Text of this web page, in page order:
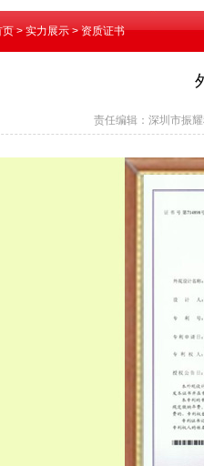
页> 实力展示 > 资质证书
责任编辑：深圳市振